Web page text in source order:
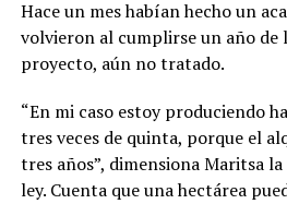
Hace un mes habían hecho un
volvieron al cumplirse un año de
proyecto, aún no tratado.
“En mi caso estoy produciendo
tres veces de quinta, porque el
tres años”, dimensiona Maritsa
ley. Cuenta que una hectárea